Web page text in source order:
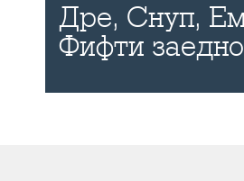
Дре, Снуп,
Фифти